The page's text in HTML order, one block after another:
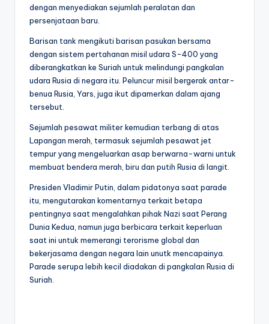
dengan menyediakan sejumlah peralatan dan
persenjataan baru.
Barisan tank mengikuti barisan pasukan bersama
dengan sistem pertahanan misil udara S-400 yang
diberangkatkan ke Suriah untuk melindungi pangkalan
udara Rusia di negara itu. Peluncur misil bergerak antar-
benua Rusia, Yars, juga ikut dipamerkan dalam ajang
tersebut.
Sejumlah pesawat militer kemudian terbang di atas
Lapangan merah, termasuk sejumlah pesawat jet
tempur yang mengeluarkan asap berwarna-warni untuk
membuat bendera merah, biru dan putih Rusia di langit.
Presiden Vladimir Putin, dalam pidatonya saat parade
itu, mengutarakan komentarnya terkait betapa
pentingnya saat mengalahkan pihak Nazi saat Perang
Dunia Kedua, namun juga berbicara terkait keperluan
saat ini untuk memerangi terorisme global dan
bekerjasama dengan negara lain unutk mencapainya.
Parade serupa lebih kecil diadakan di pangkalan Rusia di
Suriah.